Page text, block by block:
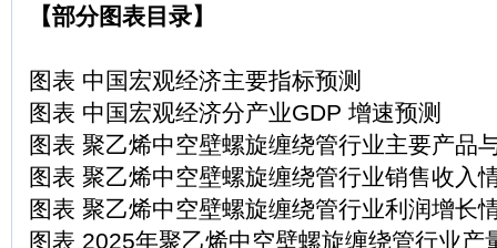
【部分图表目录】
图表 中国宏观经济主要指标预测
图表 中国宏观经济分产业GDP 增速预测
图表 聚乙烯中空壁螺旋缠绕管行业主要产品
图表 聚乙烯中空壁螺旋缠绕管行业销售收入
图表 聚乙烯中空壁螺旋缠绕管行业利润增长
图表 2025年聚乙烯中空壁螺旋缠绕管行业产